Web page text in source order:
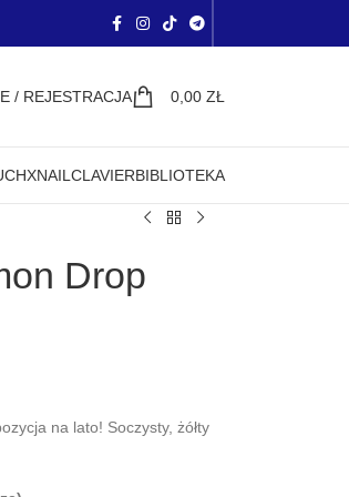
/ REJESTRACJA 0,00 ZŁ
XNAIL CLAVIERBIBLIOTEKA
Drop
na lato! Soczysty, żółty